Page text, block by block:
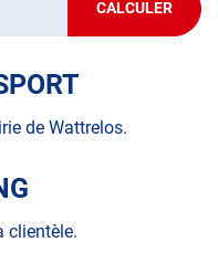
CALCULER
JUSQU'AU
POINT
de Wattrelos.
clientèle.